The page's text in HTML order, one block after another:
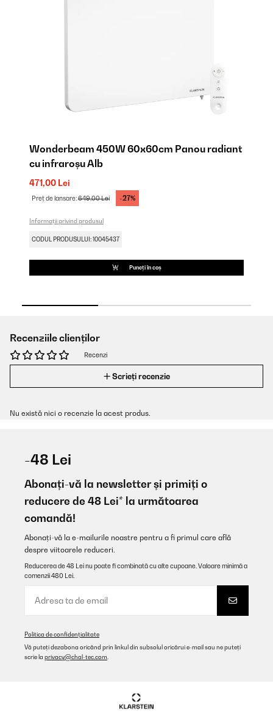
Wonderbeam 450W 60x60cm Panou radiant
cu infraroșu Alb
471,00 Lei
Preț de lansare:649,00 Lei -27%
Informații privind produsul
CODUL PRODUSULUI: 10045437
Puneți în coș
Recenziile clienților
Recenzi
Scrieți recenzie
Nu există nici o recenzie la acest produs.
-48 Lei
Abonați-vă la newsletter și primiți o
reducere de 48 Lei* la următoarea
comandă!
Abonați-vă la e-mailurile noastre pentru a fi primul care află
despre viitoarele reduceri.
Reducerea de 48 Lei nu poate fi combinată cu alte cupoane. Valoare minimă a
comenzii 480 Lei.
Politica de confidențialitate
Vă puteți dezabona oricând prin linkul din subsolul oricărui e-mail sau ne puteți
scrie la privacy@chal-tec.com